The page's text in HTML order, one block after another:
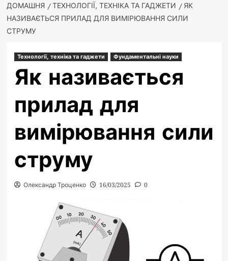
ДОМАШНЯ ТЕХНОЛОГІЇ, ТЕХНІКА ТА ГАДЖЕТИ
ЯК
НАЗИВАЄТЬСЯ ПРИЛАД ДЛЯ ВИМІРЮВАННЯ СИЛИ
СТРУМУ
Технології, техніка та гаджети Фундаментальні науки
Як називається
прилад для
вимірювання сили
струму
Олександр Троценко 16/03/2025 0